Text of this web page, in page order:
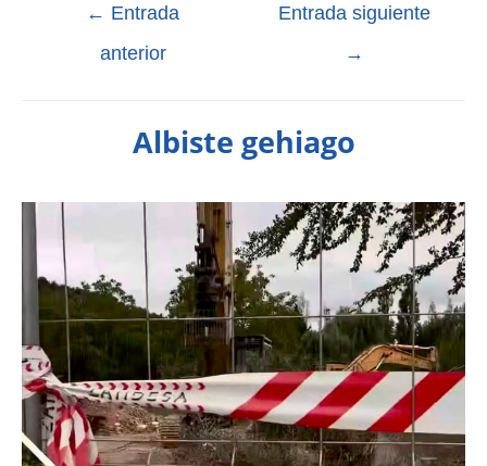
← Entrada
anterior
Entrada siguiente
→
Albiste gehiago